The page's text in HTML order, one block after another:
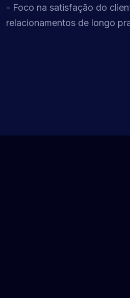
- Foco na satisfação do
relacionamentos de longo